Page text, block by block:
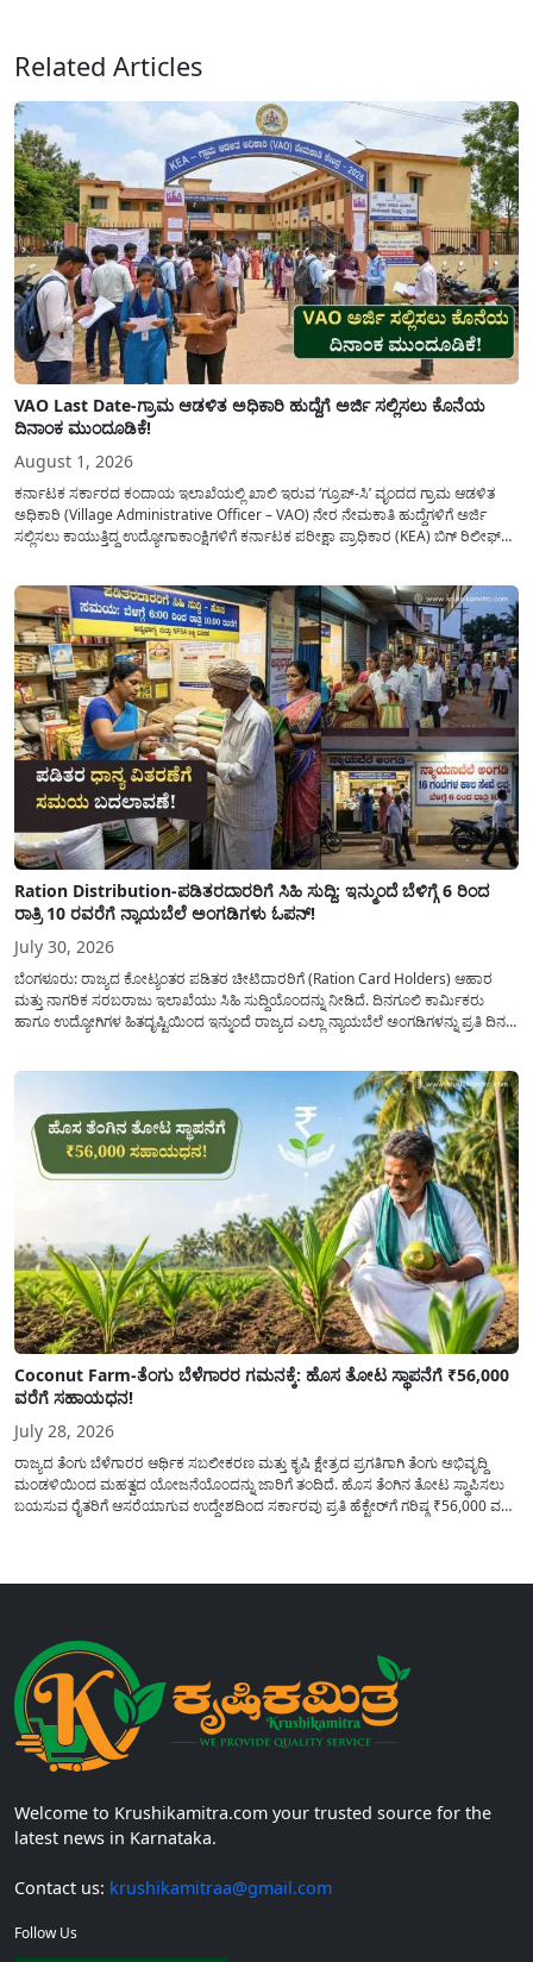
Related Articles
VAO Last Date-ಗ್ರಾಮ ಆಡಳಿತ ಅಧಿಕಾರಿ ಹುದ್ದೆಗೆ ಅರ್ಜಿ ಸಲ್ಲಿಸಲು ಕೊನೆಯ
ದಿನಾಂಕ ಮುಂದೂಡಿಕೆ!
August 1, 2026
ಕರ್ನಾಟಕ ಸರ್ಕಾರದ ಕಂದಾಯ ಇಲಾಖೆಯಲ್ಲಿ ಖಾಲಿ ಇರುವ ‘ಗ್ರೂಪ್-ಸಿ’ ವೃಂದದ ಗ್ರಾಮ ಆಡಳಿತ
ಅಧಿಕಾರಿ (Village Administrative Officer – VAO) ನೇರ ನೇಮಕಾತಿ ಹುದ್ದೆಗಳಿಗೆ ಅರ್ಜಿ
ಸಲ್ಲಿಸಲು ಕಾಯುತ್ತಿದ್ದ ಉದ್ಯೋಗಾಕಾಂಕ್ಷಿಗಳಿಗೆ ಕರ್ನಾಟಕ ಪರೀಕ್ಷಾ ಪ್ರಾಧಿಕಾರ (KEA) ಬಿಗ್ ರಿಲೀಫ್
Ration Distribution-ಪಡಿತರದಾರರಿಗೆ ಸಿಹಿ ಸುದ್ದಿ: ಇನ್ಮುಂದೆ ಬೆಳಿಗ್ಗೆ 6 ರಿಂದ
ರಾತ್ರಿ 10 ರವರೆಗೆ ನ್ಯಾಯಬೆಲೆ ಅಂಗಡಿಗಳು ಓಪನ್!
July 30, 2026
ಬೆಂಗಳೂರು: ರಾಜ್ಯದ ಕೋಟ್ಯಂತರ ಪಡಿತರ ಚೀಟಿದಾರರಿಗೆ (Ration Card Holders) ಆಹಾರ
ಮತ್ತು ನಾಗರಿಕ ಸರಬರಾಜು ಇಲಾಖೆಯು ಸಿಹಿ ಸುದ್ದಿಯೊಂದನ್ನು ನೀಡಿದೆ. ದಿನಗೂಲಿ ಕಾರ್ಮಿಕರು
ಹಾಗೂ ಉದ್ಯೋಗಿಗಳ ಹಿತದೃಷ್ಟಿಯಿಂದ ಇನ್ಮುಂದೆ ರಾಜ್ಯದ ಎಲ್ಲಾ ನ್ಯಾಯಬೆಲೆ ಅಂಗಡಿಗಳನ್ನು ಪ್ರತಿ ದಿನ
Coconut Farm-ತೆಂಗು ಬೆಳೆಗಾರರ ಗಮನಕ್ಕೆ: ಹೊಸ ತೋಟ ಸ್ಥಾಪನೆಗೆ ₹56,000
ವರೆಗೆ ಸಹಾಯಧನ!
July 28, 2026
ರಾಜ್ಯದ ತೆಂಗು ಬೆಳೆಗಾರರ ಆರ್ಥಿಕ ಸಬಲೀಕರಣ ಮತ್ತು ಕೃಷಿ ಕ್ಷೇತ್ರದ ಪ್ರಗತಿಗಾಗಿ ತೆಂಗು ಅಭಿವೃದ್ದಿ
ಮಂಡಳಿಯಿಂದ ಮಹತ್ವದ ಯೋಜನೆಯೊಂದನ್ನು ಜಾರಿಗೆ ತಂದಿದೆ. ಹೊಸ ತೆಂಗಿನ ತೋಟ ಸ್ಥಾಪಿಸಲು
ಬಯಸುವ ರೈತರಿಗೆ ಆಸರೆಯಾಗುವ ಉದ್ದೇಶದಿಂದ ಸರ್ಕಾರವು ಪ್ರತಿ ಹೆಕ್ಟೇರ್‌ಗೆ ಗರಿಷ್ಠ ₹56,000 ವರೆಗೆ
Welcome to Krushikamitra.com your trusted source for the
latest news in Karnataka.
Contact us: krushikamitraa@gmail.com
Follow Us